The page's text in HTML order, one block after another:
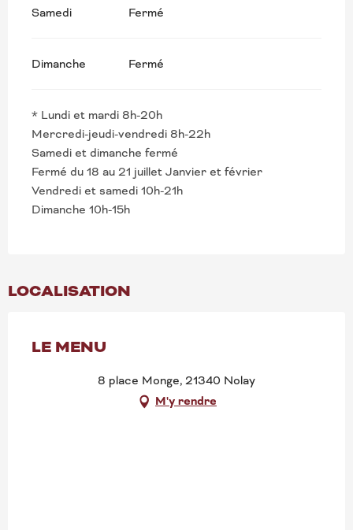
Samedi Fermé
Dimanche Fermé
* Lundi et mardi 8h-20h
Mercredi-jeudi-vendredi 8h-22h
Samedi et dimanche fermé
Fermé du 18 au 21 juillet Janvier et février
Vendredi et samedi 10h-21h
Dimanche 10h-15h
LOCALISATION
LE MENU
8 place Monge, 21340 Nolay
M'y rendre